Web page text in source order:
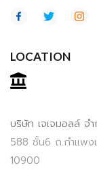
LOCATION
บริษัท เจเจมอลล์
588 ชั้น6 ถ.กำแพ
10900